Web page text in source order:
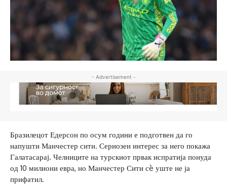
- Advertisement -
Бразилецот Едерсон по осум години е подготвен да го
напушти Манчестер сити. Сериозен интерес за него покажа
Галатасарај. Челниците на турскиот првак испратија понуда
од 10 милиони евра, но Манчестер Сити сè уште не ја
прифатил.